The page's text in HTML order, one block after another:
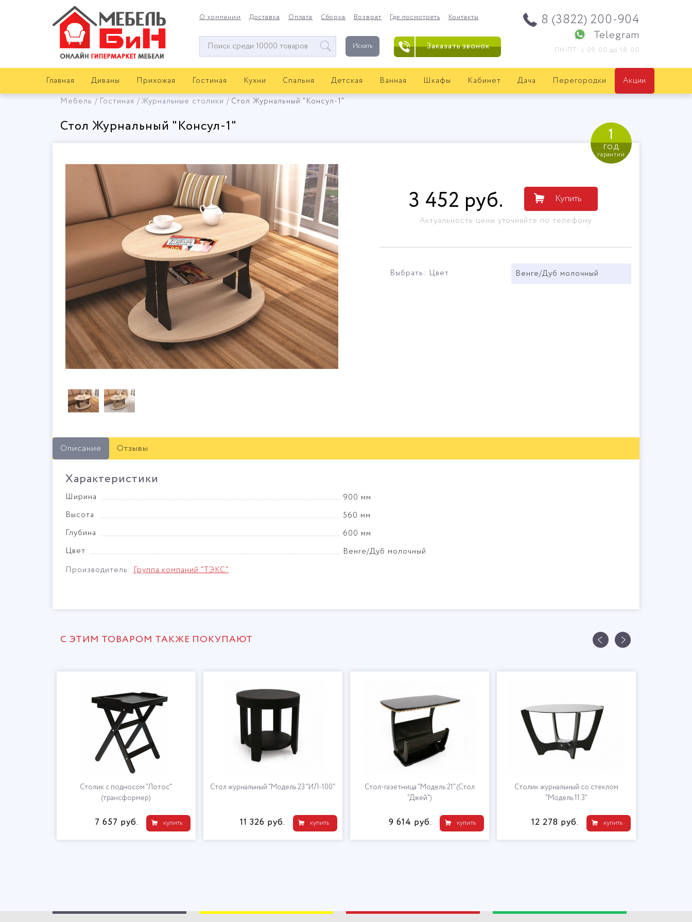
О компании Доставка Оплата Сборка Возврат Где посмотреть Контакты
Окно
поиска
Искать
8 (3822) 200-904
Telegram
ПН-ПТ: с 09:00 до 18:00
Заказать звонок
Главная Диваны Прихожая Гостиная Кухни Спальня Детская Ванная Шкафы Кабинет Дача Перегородки
Акции
Мебель
Гостиная Журнальные столики Стол Журнальный "Консул-1"
Стол Журнальный "Консул-1" 1
год
гарантии
3 452 руб. Купить
Актуальность цены уточняйте по телефону
Выбрать: Цвет Венге/Дуб молочный
Описание Отзывы
Характеристики
Ширина
900 мм
Высота
560 мм
Глубина
600 мм
Цвет
Венге/Дуб молочный
Производитель:Группа компаний "ТЭКС"
С ЭТИМ ТОВАРОМ ТАКЖЕ ПОКУПАЮТ
Столик с подносом "Лотос"
(трансформер)
купить
7 657 руб.
Стол журнальный "Модель 23 "ИЛ-100"
купить
11 326 руб.
Стол-газетница "Модель 21" (Стол
"Джей")
купить
9 614 руб.
Столик журнальный со стеклом
"Модель 11.3"
купить
12 278 руб.